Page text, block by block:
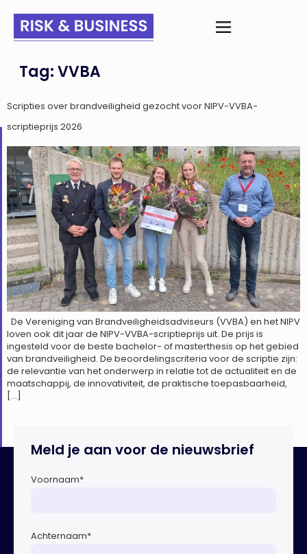
Tag:VVBA
Scripties over brandveiligheid gezocht voor NIPV-VVBA-
scriptieprijs 2026
De Vereniging van Brandveiligheidsadviseurs (VVBA) en het NIPV
loven ook dit jaar de NIPV-VVBA-scriptieprijs uit. De prijs is
ingesteld voor de beste bachelor- of masterthesis op het gebied
van brandveiligheid. De beoordelingscriteria voor de scriptie zijn:
de relevantie van het onderwerp in relatie tot de actualiteit en de
maatschappij, de innovativiteit, de praktische toepasbaarheid,
[…]
Meld je aan voor de nieuwsbrief
Voornaam*
Achternaam*